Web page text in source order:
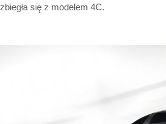
zbiegła się z modelem 4C.